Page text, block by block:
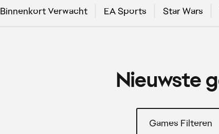
Binnenkort Verwacht EA Sports Star Wars